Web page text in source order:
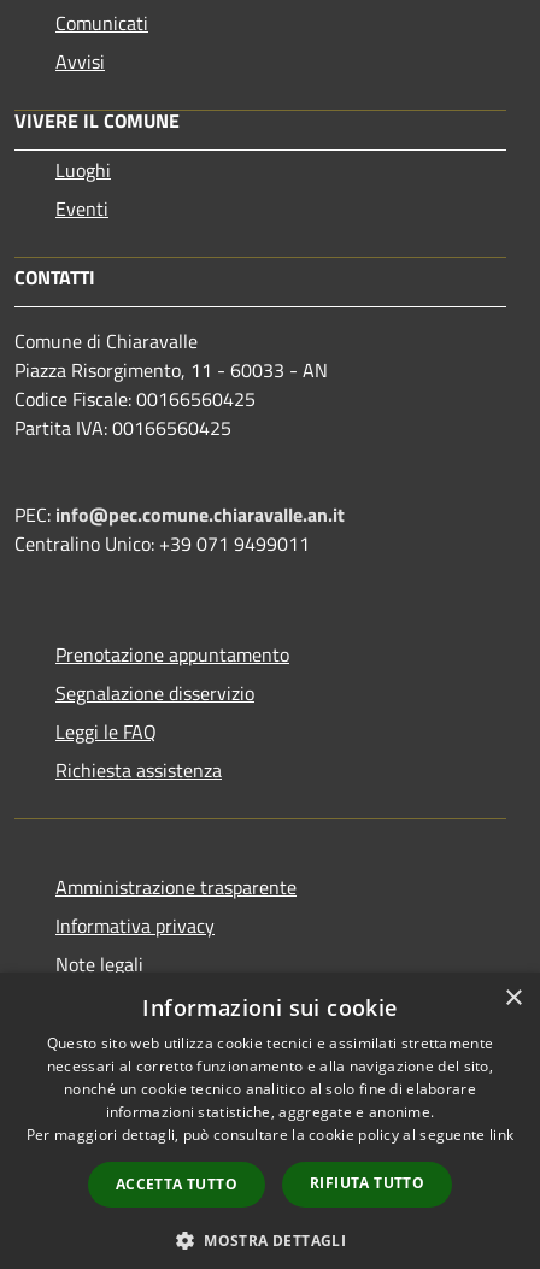
Comunicati
Avvisi
VIVERE IL COMUNE
Luoghi
Eventi
CONTATTI
Comune di Chiaravalle
Piazza Risorgimento, 11 - 60033 - AN
Codice Fiscale: 00166560425
Partita IVA: 00166560425
PEC: info@pec.comune.chiaravalle.an.it
Centralino Unico: +39 071 9499011
Prenotazione appuntamento
Segnalazione disservizio
Leggi le FAQ
Richiesta assistenza
Amministrazione trasparente
Informativa privacy
Note legali
Dichiarazione di accessibilità
RSS
Accessibilità
Copyright © 2026 • Comune di
Municipium•
Accesso
redazione
×
Informazioni sui cookie
Questo sito web utilizza cookie tecnici e assimilati strettamente
necessari al corretto funzionamento e alla navigazione del sito,
nonché un cookie tecnico analitico al solo fine di elaborare
informazioni statistiche, aggregate e anonime.
Per maggiori dettagli, può consultare la cookie policy al seguente link
ACCETTA TUTTO RIFIUTA TUTTO
MOSTRA DETTAGLI